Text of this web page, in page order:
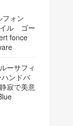
ォン
ル ゴー
fonce
ーサフィ
ンドバ
寂で美意